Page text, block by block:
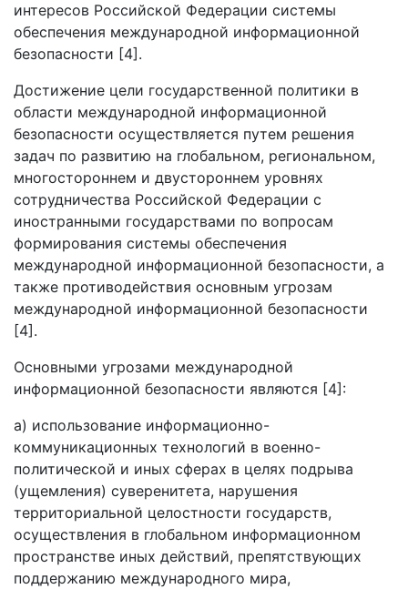
интересов Российской Федерации системы
обеспечения международной информационной
безопасности [4].
Достижение цели государственной политики в
области международной информационной
безопасности осуществляется путем решения
задач по развитию на глобальном, региональном,
многостороннем и двустороннем уровнях
сотрудничества Российской Федерации с
иностранными государствами по вопросам
формирования системы обеспечения
международной информационной безопасности, а
также противодействия основным угрозам
международной информационной безопасности
[4].
Основными угрозами международной
информационной безопасности являются [4]:
а) использование информационно-
коммуникационных технологий в военно-
политической и иных сферах в целях подрыва
(ущемления) суверенитета, нарушения
территориальной целостности государств,
осуществления в глобальном информационном
пространстве иных действий, препятствующих
поддержанию международного мира,